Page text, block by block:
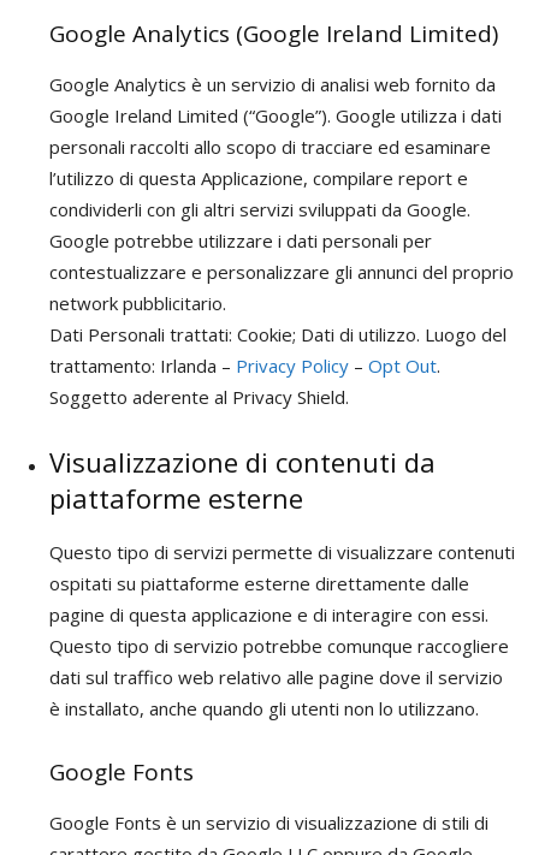
Google Analytics (Google Ireland Limited)
Google Analytics è un servizio di analisi web fornito da
Google Ireland Limited (“Google”). Google utilizza i dati
personali raccolti allo scopo di tracciare ed esaminare
l’utilizzo di questa Applicazione, compilare report e
condividerli con gli altri servizi sviluppati da Google.
Google potrebbe utilizzare i dati personali per
contestualizzare e personalizzare gli annunci del proprio
network pubblicitario.
Dati Personali trattati: Cookie; Dati di utilizzo. Luogo del
trattamento: Irlanda – Privacy Policy – Opt Out.
Soggetto aderente al Privacy Shield.
Visualizzazione di contenuti da
piattaforme esterne
Questo tipo di servizi permette di visualizzare contenuti
ospitati su piattaforme esterne direttamente dalle
pagine di questa applicazione e di interagire con essi.
Questo tipo di servizio potrebbe comunque raccogliere
dati sul traffico web relativo alle pagine dove il servizio
è installato, anche quando gli utenti non lo utilizzano.
Google Fonts
Google Fonts è un servizio di visualizzazione di stili di